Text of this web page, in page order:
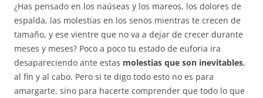
¿Has pensado en los naúseas y los mareos, los dolores de
espalda, las molestias en los senos mientras te crecen de
tamaño, y ese vientre que no va a dejar de crecer durante
meses y meses? Poco a poco tu estado de euforia ira
desapareciendo ante estas molestias que son inevitables,
al fin y al cabo. Pero si te digo todo esto no es para
amargarte, sino para hacerte comprender que todo lo que